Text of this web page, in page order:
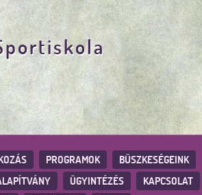
PROGRAMOK
BÜSZKESÉGEINK
ÜGYINTÉZÉS
KAPCSOLAT